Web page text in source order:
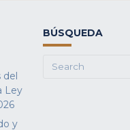
del
Ley
y
BÚSQUEDA
Search